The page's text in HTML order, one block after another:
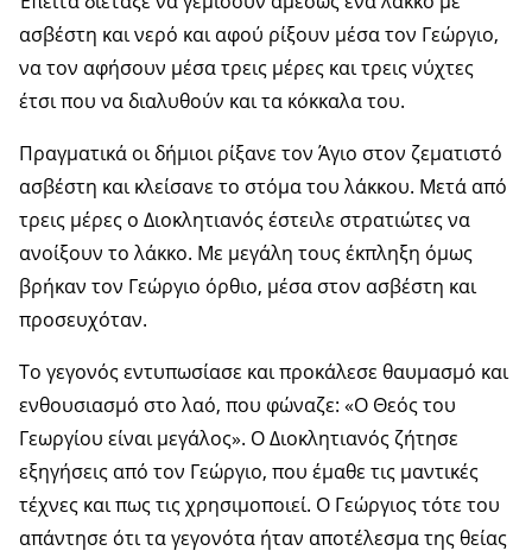
ασβέστη και νερό και αφού ρίξουν μέσα τον Γεώργιο,
να τον αφήσουν μέσα τρεις μέρες και τρεις νύχτες
έτσι που να διαλυθούν και τα κόκκαλα του.
Πραγματικά οι δήμιοι ρίξανε τον Άγιο στον ζεματιστό
ασβέστη και κλείσανε το στόμα του λάκκου. Μετά από
τρεις μέρες ο Διοκλητιανός έστειλε στρατιώτες να
ανοίξουν το λάκκο. Με μεγάλη τους έκπληξη όμως
βρήκαν τον Γεώργιο όρθιο, μέσα στον ασβέστη και
προσευχόταν.
Το γεγονός εντυπωσίασε και προκάλεσε θαυμασμό και
ενθουσιασμό στο λαό, που φώναζε: «Ο Θεός του
Γεωργίου είναι μεγάλος». Ο Διοκλητιανός ζήτησε
εξηγήσεις από τον Γεώργιο, που έμαθε τις μαντικές
τέχνες και πως τις χρησιμοποιεί. Ο Γεώργιος τότε του
απάντησε ότι τα γεγονότα ήταν αποτέλεσμα της θείας